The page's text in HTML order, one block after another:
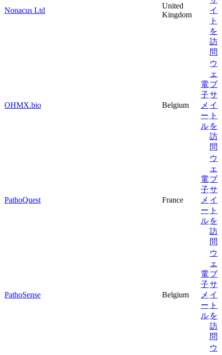
Nonacus Ltd
United
Kingdom
イ
ト
を
訪
問
OHMX.bio Belgium
電
子
メ
ー
ル
ウ
ェ
ブ
サ
イ
ト
を
訪
問
PathoQuest France
電
子
メ
ー
ル
ウ
ェ
ブ
サ
イ
ト
を
訪
問
PathoSense Belgium
電
子
メ
ー
ル
ウ
ェ
ブ
サ
イ
ト
を
訪
問
ウ